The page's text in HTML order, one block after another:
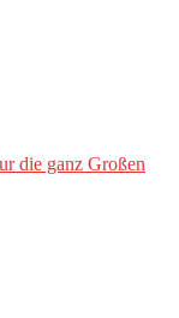
die ganz Großen